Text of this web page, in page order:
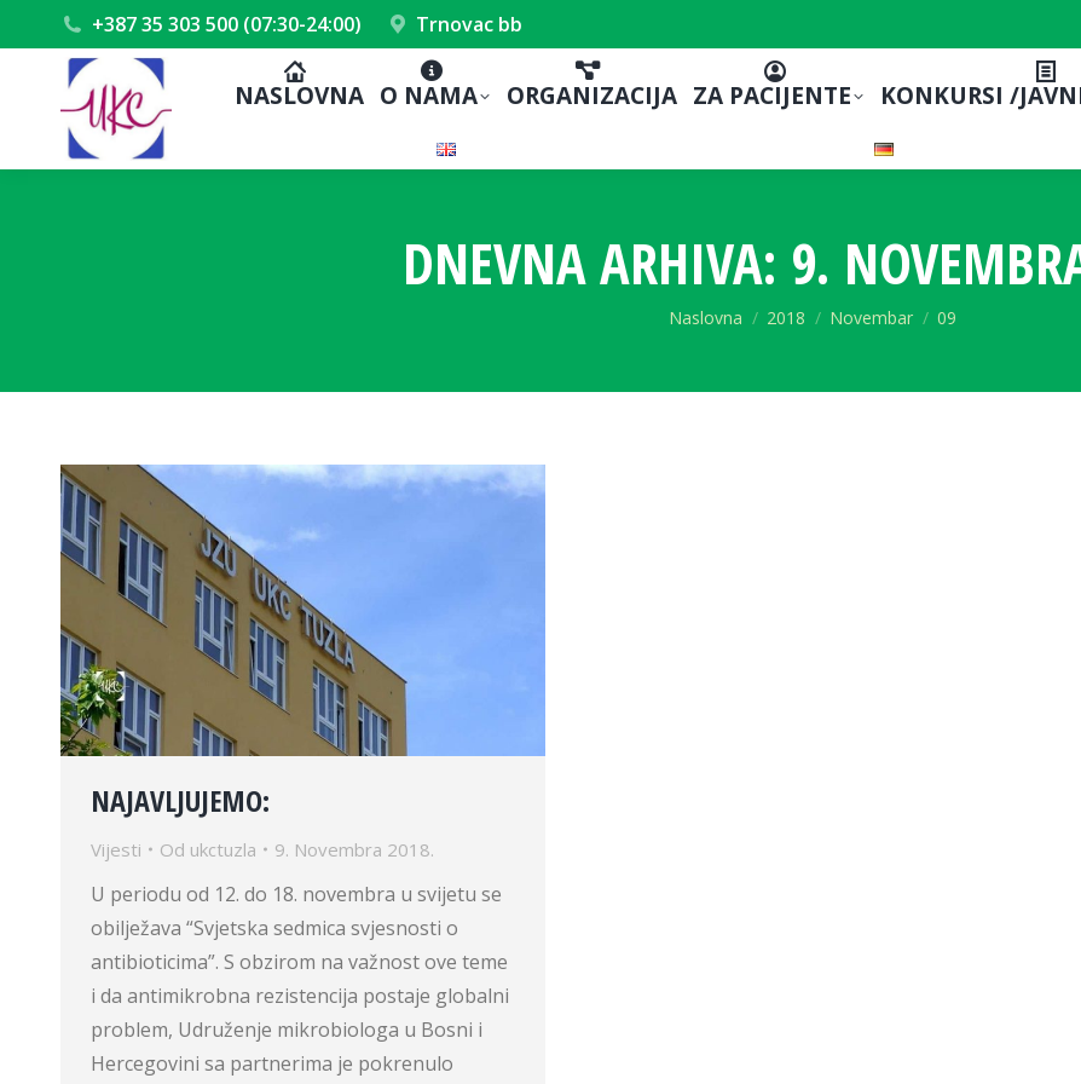
+387 35 303 500 (07:30-24:00) Trnovac bb
NASLOVNA O NAMA ORGANIZACIJA ZA PACIJENTE KONKURSI /
DNEVNA ARHIVA: 9.
You are here:
Naslovna 2018 Novembar 09
NAJAVLJUJEMO:
Vijesti Od ukctuzla 9. Novembra 2018.
U periodu od 12. do 18. novembra u svijetu se
obilježava “Svjetska sedmica svjesnosti o
antibioticima”. S obzirom na važnost ove teme
i da antimikrobna rezistencija postaje globalni
problem, Udruženje mikrobiologa u Bosni i
Hercegovini sa partnerima je pokrenulo